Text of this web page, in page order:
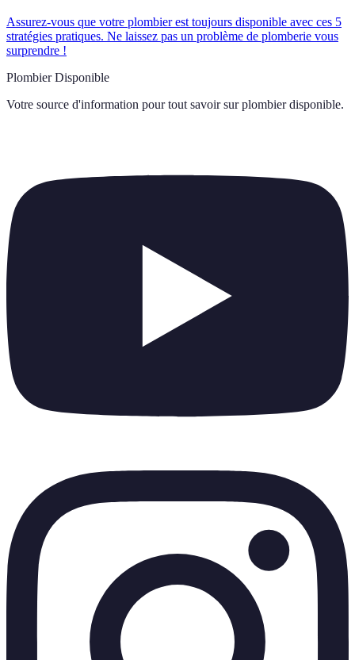
Assurez-vous que votre plombier est toujours disponible avec ces 5
stratégies pratiques. Ne laissez pas un problème de plomberie vous
surprendre !
Plombier Disponible
Votre source d'information pour tout savoir sur plombier disponible.